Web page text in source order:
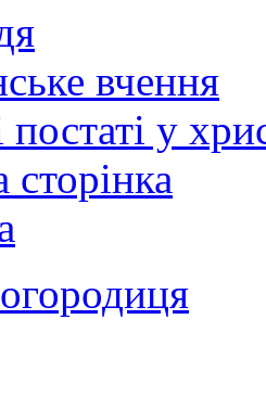
вчення
постаті у